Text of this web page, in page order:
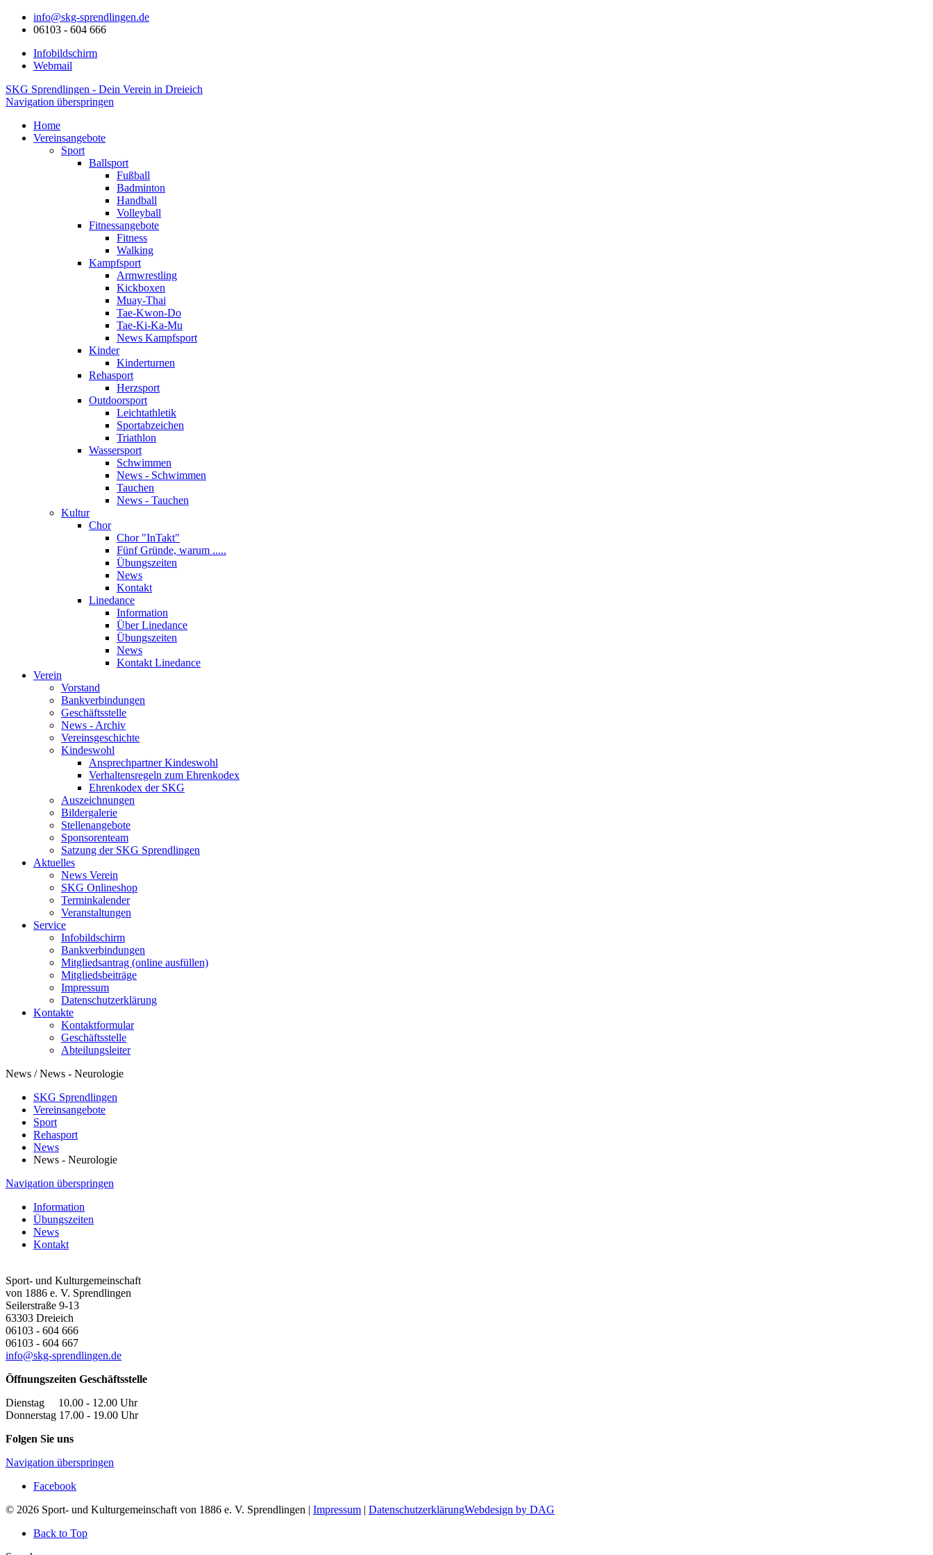
info@skg-sprendlingen.de
06103 - 604 666
Infobildschirm
Webmail
SKG Sprendlingen - Dein Verein in Dreieich
Navigation überspringen
Home
Vereinsangebote
Sport
Ballsport
Fußball
Badminton
Handball
Volleyball
Fitnessangebote
Fitness
Walking
Kampfsport
Armwrestling
Kickboxen
Muay-Thai
Tae-Kwon-Do
Tae-Ki-Ka-Mu
News Kampfsport
Kinder
Kinderturnen
Rehasport
Herzsport
Outdoorsport
Leichtathletik
Sportabzeichen
Triathlon
Wassersport
Schwimmen
News - Schwimmen
Tauchen
News - Tauchen
Kultur
Chor
Chor "InTakt"
Fünf Gründe, warum .....
Übungszeiten
News
Kontakt
Linedance
Information
Über Linedance
Übungszeiten
News
Kontakt Linedance
Verein
Vorstand
Bankverbindungen
Geschäftsstelle
News - Archiv
Vereinsgeschichte
Kindeswohl
Ansprechpartner Kindeswohl
Verhaltensregeln zum Ehrenkodex
Ehrenkodex der SKG
Auszeichnungen
Bildergalerie
Stellenangebote
Sponsorenteam
Satzung der SKG Sprendlingen
Aktuelles
News Verein
SKG Onlineshop
Terminkalender
Veranstaltungen
Service
Infobildschirm
Bankverbindungen
Mitgliedsantrag (online ausfüllen)
Mitgliedsbeiträge
Impressum
Datenschutzerklärung
Kontakte
Kontaktformular
Geschäftsstelle
Abteilungsleiter
News / News - Neurologie
SKG Sprendlingen
Vereinsangebote
Sport
Rehasport
News
News - Neurologie
Navigation überspringen
Information
Übungszeiten
News
Kontakt
Sport- und Kulturgemeinschaft
von 1886 e. V. Sprendlingen
Seilerstraße 9-13
63303 Dreieich
06103 - 604 666
06103 - 604 667
info@skg-sprendlingen.de
Öffnungszeiten Geschäftsstelle
Dienstag 10.00 - 12.00 Uhr
Donnerstag 17.00 - 19.00 Uhr
Folgen Sie uns
Navigation überspringen
Facebook
© 2026 Sport- und Kulturgemeinschaft von 1886 e. V. Sprendlingen | Impressum | DatenschutzerklärungWebdesign by DAG
Back to Top